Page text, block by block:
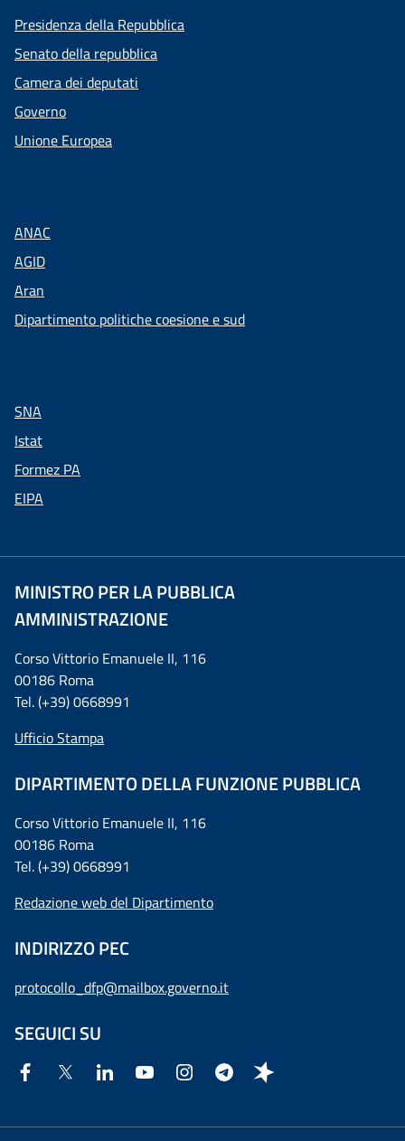
Presidenza della Repubblica
Senato della repubblica
Camera dei deputati
Governo
Unione Europea
ANAC
AGID
Aran
Dipartimento politiche coesione e sud
SNA
Istat
Formez PA
EIPA
MINISTRO PER LA PUBBLICA
AMMINISTRAZIONE
Corso Vittorio Emanuele II, 116
00186 Roma
Tel. (+39) 0668991
Ufficio Stampa
DIPARTIMENTO DELLA FUNZIONE PUBBLICA
Corso Vittorio Emanuele II, 116
00186 Roma
Tel. (+39) 0668991
Redazione web del Dipartimento
INDIRIZZO PEC
protocollo_dfp@mailbox.governo.it
SEGUICI SU